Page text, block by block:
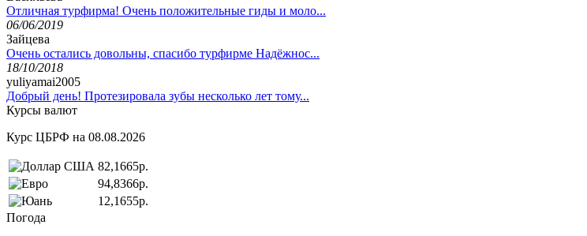
Отличная турфирма! Очень положительные гиды и моло...
06/06/2019
Зайцева
Очень остались довольны, спасибо турфирме Надёжнос...
18/10/2018
yuliyamai2005
Добрый день! Протезировала зубы несколько лет тому...
Курсы валют
Курс ЦБРФ на 08.08.2026
82,1665р.
94,8366р.
12,1655р.
Погода